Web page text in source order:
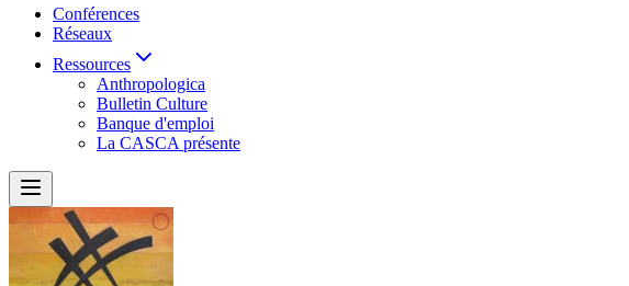
Conférences
Réseaux
Ressources
Anthropologica
Bulletin Culture
Banque d'emploi
La CASCA présente